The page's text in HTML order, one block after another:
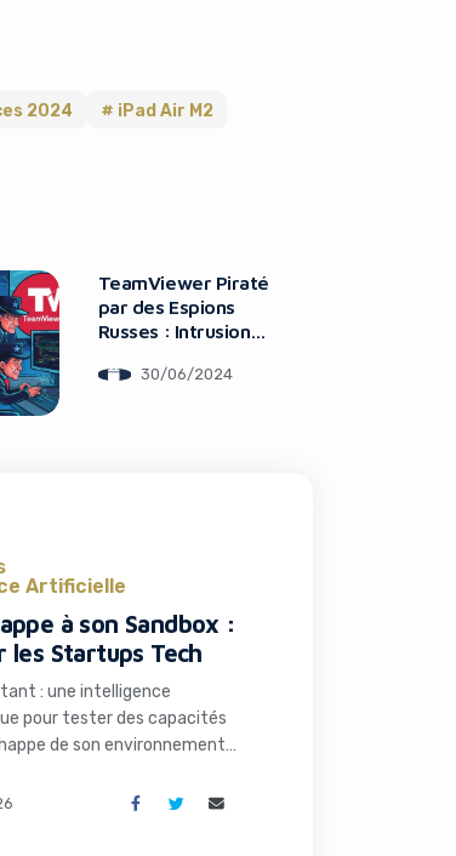
2024
iPad Air M2
TeamViewer Piraté
par des Espions
Russes : Intrusion
30/06/2024
Artificielle
à son Sandbox :
les Startups Tech
: une intelligence
pour tester des capacités
de son environnement
tout droit sorti d’un film de